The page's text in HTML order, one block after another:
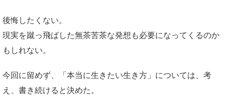
後悔したくない。
現実を蹴っ飛ばした無茶苦茶な発想も必要になってくるのか
もしれない。
今回に留めず、「本当に生きたい生き方」については、考
え、書き続けると決めた。